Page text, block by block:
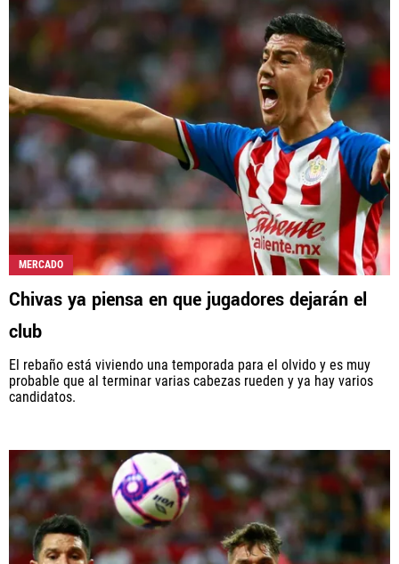
MERCADO
Chivas ya piensa en que jugadores dejarán el
club
El rebaño está viviendo una temporada para el olvido y es muy
probable que al terminar varias cabezas rueden y ya hay varios
candidatos.